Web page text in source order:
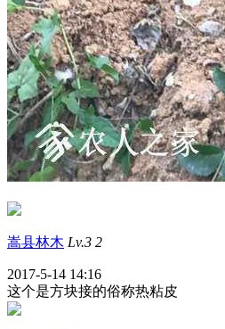
嵩县林木 Lv.3 2
2017-5-14 14:16
这个是方块接的俗称热粘皮